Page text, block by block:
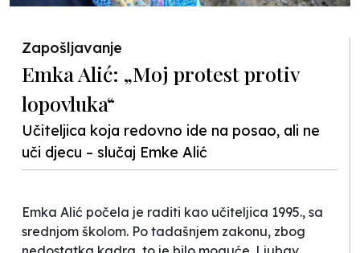
Zapošljavanje
Emka Alić: „Moj protest protiv
lopovluka“
Učiteljica koja redovno ide na posao, ali ne
uči djecu – slučaj Emke Alić
Emka Alić počela je raditi kao učiteljica 1995., sa
srednjom školom. Po tadašnjem zakonu, zbog